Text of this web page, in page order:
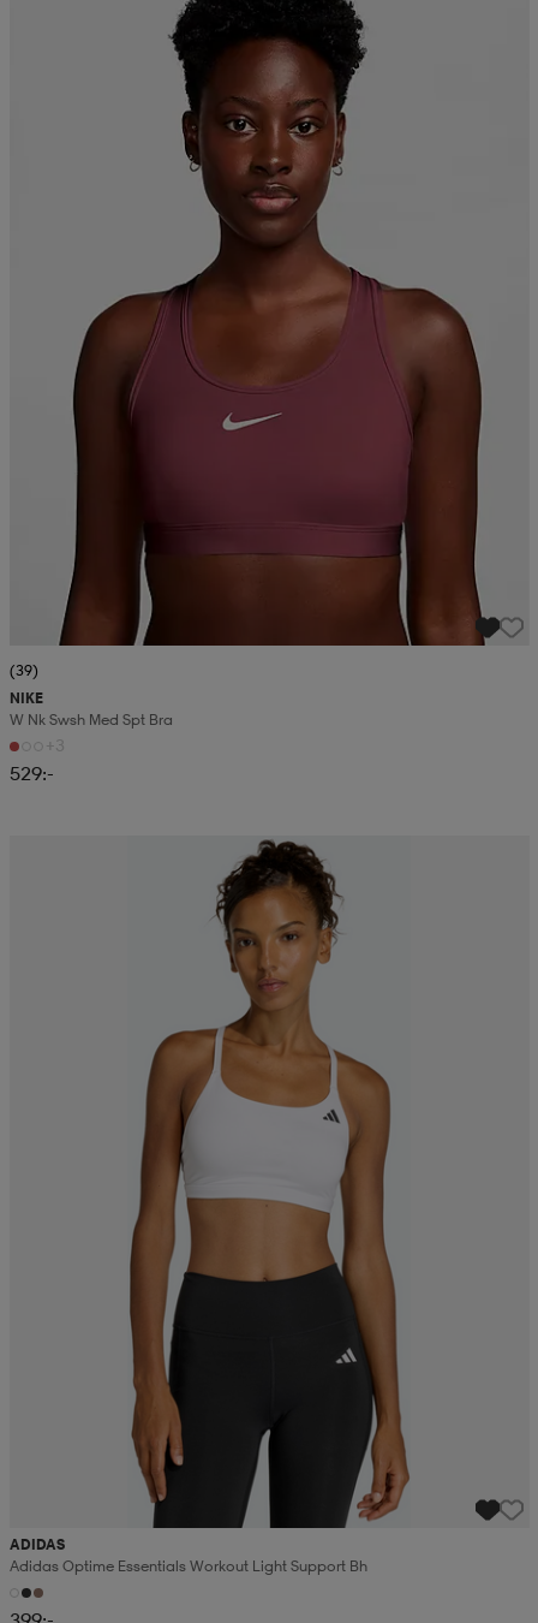
(39)
NIKE
W Nk Swsh Med Spt Bra
+3
529:-
ADIDAS
Adidas Optime Essentials Workout Light Support Bh